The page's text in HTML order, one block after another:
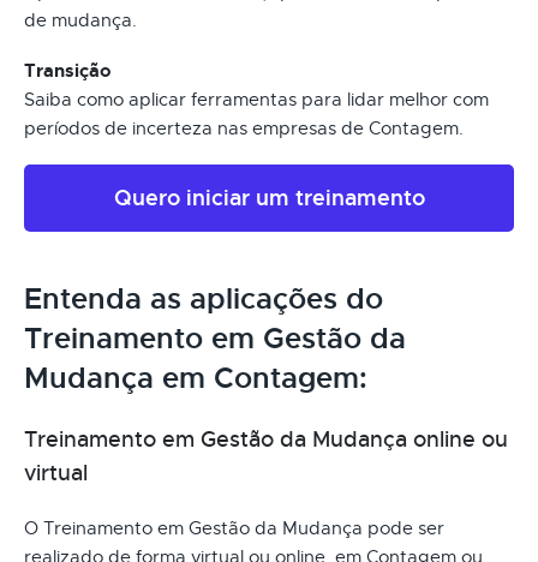
de mudança.
Transição
Saiba como aplicar ferramentas para lidar melhor com
períodos de incerteza nas empresas de Contagem.
Quero iniciar um treinamento
Entenda as aplicações do
Treinamento em Gestão da
Mudança em Contagem:
Treinamento em Gestão da Mudança online ou
virtual
O Treinamento em Gestão da Mudança pode ser
realizado de forma virtual ou online, em Contagem ou